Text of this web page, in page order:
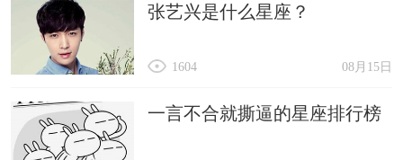
张艺兴是什么星座？
08月15日
1604
一言不合就撕逼的星座排行榜